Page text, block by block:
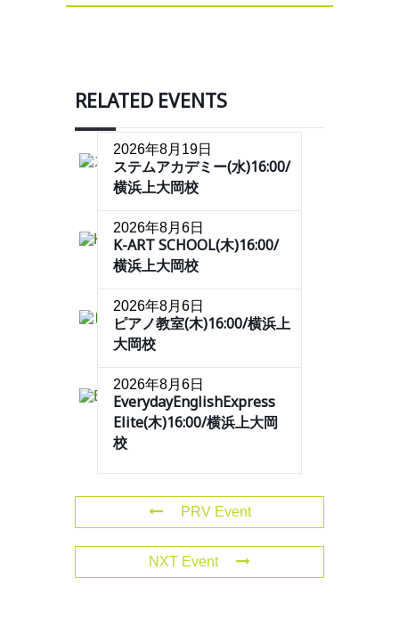
RELATED EVENTS
2026年8月19日
ステムアカデミー(水)16:00/
横浜上大岡校
2026年8月6日
K-ART SCHOOL(木)16:00/
横浜上大岡校
2026年8月6日
ピアノ教室(木)16:00/横浜上
大岡校
2026年8月6日
EverydayEnglishExpress
Elite(木)16:00/横浜上大岡
校
PRV Event
NXT Event